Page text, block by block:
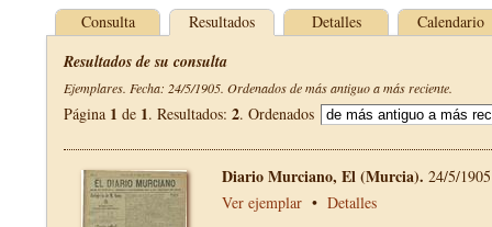
Consulta Resultados Detalles Calendario
Resultados de su consulta
Ejemplares. Fecha: 24/5/1905. Ordenados de más antiguo a más reciente.
Página 1 de 1. Resultados: 2. Ordenados
Diario Murciano, El (Murcia). 24/5/
Ver ejemplar • Detalles